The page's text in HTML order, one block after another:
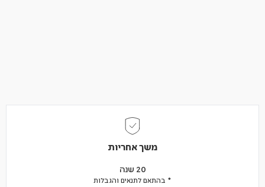
משך אחריות
20 שנה
* בהתאם לתנאים והגבלות